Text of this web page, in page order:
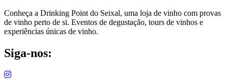
Conheça a Drinking Point do Seixal, uma loja de vinho com provas
de vinho perto de si. Eventos de degustação, tours de vinhos e
experiências únicas de vinho.
Siga-nos: